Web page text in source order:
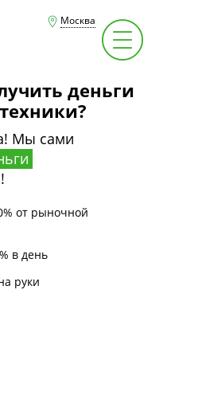
Москва
деньги
Мы сами
от рыночной
в день
руки